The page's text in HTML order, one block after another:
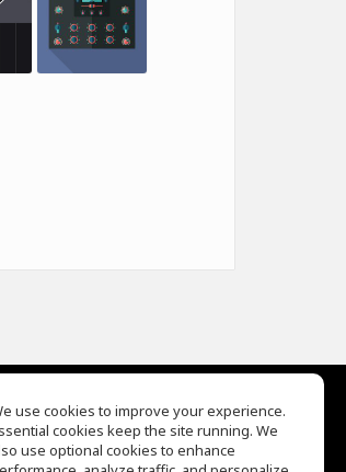
EQ Ear Training
Drum Machine
use cookies to improve your experience.
cookies keep the site running. We
use optional cookies to enhance